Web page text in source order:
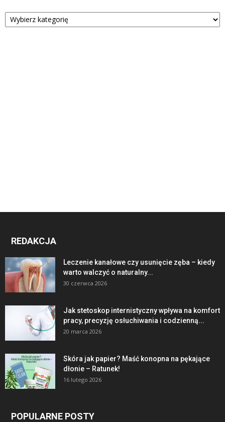
Kategorie
REDAKCJA
Leczenie kanałowe czy usunięcie zęba – kiedy
warto walczyć o naturalny...
30 czerwca 2026
Jak stetoskop internistyczny wpływa na komfort
pracy, precyzję osłuchiwania i codzienną...
20 marca 2026
Skóra jak papier? Maść konopna na pękające
dłonie – Ratunek!
16 lutego 2026
POPULARNE POSTY